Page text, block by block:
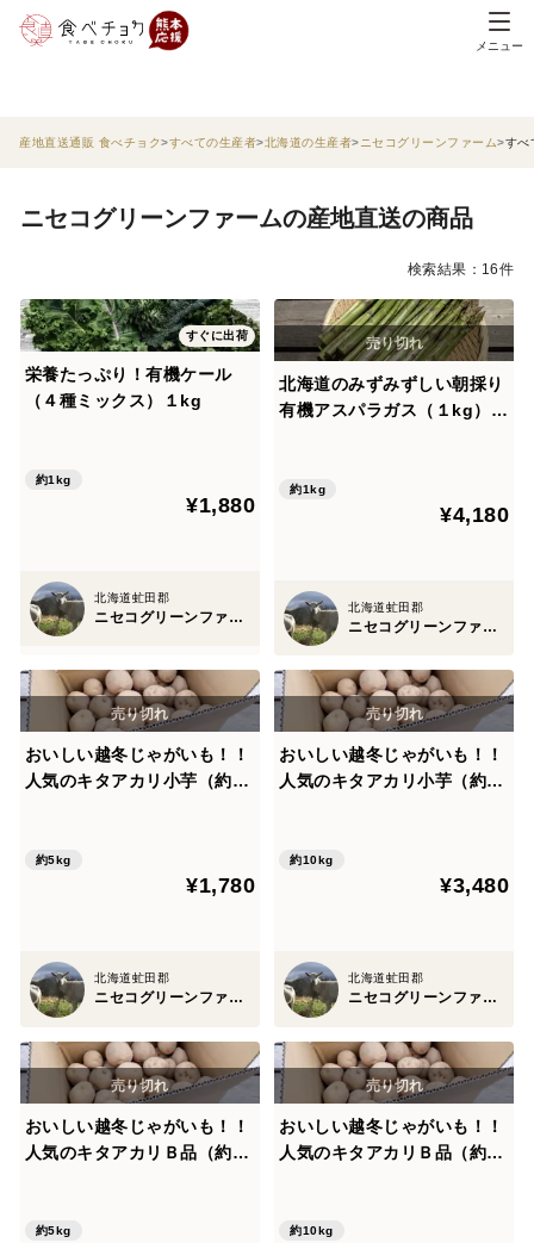
メニュー
産地直送通販 食べチョク すべての生産者 北海道の生産者 ニセコグリーンファーム すべ
ニセコグリーンファームの産地直送の商品
検索結果：16件
すぐに出荷
栄養たっぷり！有機ケール
（４種ミックス）１kg
約1kg
¥1,880
北海道虻田郡
ニセコグリーンファーム
北海道のみずみずしい朝採り
有機アスパラガス（１kg）Ｂ
約1kg
¥4,180
北海道虻田郡
ニセコグリーンファーム
おいしい越冬じゃがいも！！
人気のキタアカリ小芋（約5k
約5kg
¥1,780
北海道虻田郡
ニセコグリーンファーム
おいしい越冬じゃがいも！！
人気のキタアカリ小芋（約10
約10kg
¥3,480
北海道虻田郡
ニセコグリーンファーム
おいしい越冬じゃがいも！！
人気のキタアカリＢ品（約5k
約5kg
おいしい越冬じゃがいも！！
人気のキタアカリＢ品（約10
約10kg